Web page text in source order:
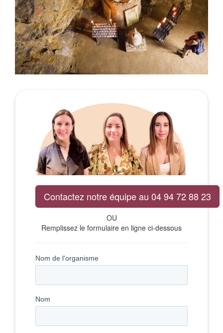
Contactez notre équipe au 04 94 72 88 23
OU
Remplissez le formulaire en ligne ci-dessous